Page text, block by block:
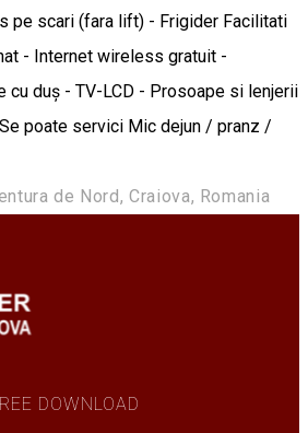
pe scari (fara lift) - Frigider Facilitati
- Internet wireless gratuit -
cu duș - TV-LCD - Prosoape si lenjerii
poate servici Mic dejun / pranz /
de Nord, Craiova, Romania
DOWNLOAD